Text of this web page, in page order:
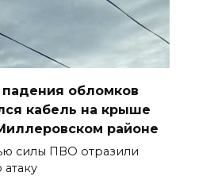
падения обломков
кабель на крыше
районе
силы ПВО отразили